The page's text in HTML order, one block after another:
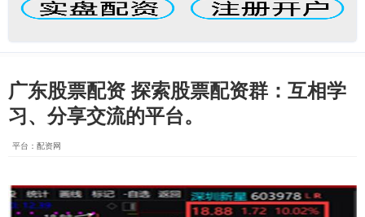
广东股票配资 探索股票配资群：互相学
习、分享交流的平台。
平台：配资网